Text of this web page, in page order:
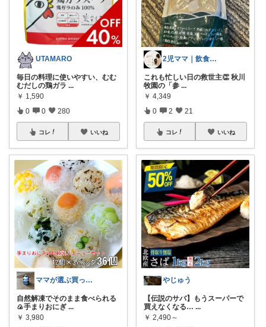
UTAMARO
毎日の料理に使いやすい、むむ
むだしの鶏ガラ ...
￥ 1,590
0 0 280
コレ いいね
ママが選ぶ買ってよかった🌸育児🌸防災
自然解凍でそのまま食べられる
🍙手まりおにぎ ...
￥ 3,980
2児ママ｜飲食店経営｜使ってよかったもの
これも忙しい日の救世主👏 秋川
牧園の「参 ...
￥ 4,349
0 2 21
コレ いいね
やじゅう
【伝説のサバ】もうスーパーで
買えなくなる… ...
￥ 2,490～